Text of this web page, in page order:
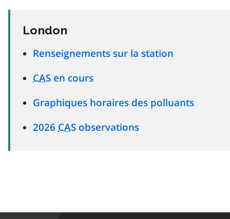
London
Renseignements sur la station
CAS en cours
Graphiques horaires des polluants
2026 CAS observations